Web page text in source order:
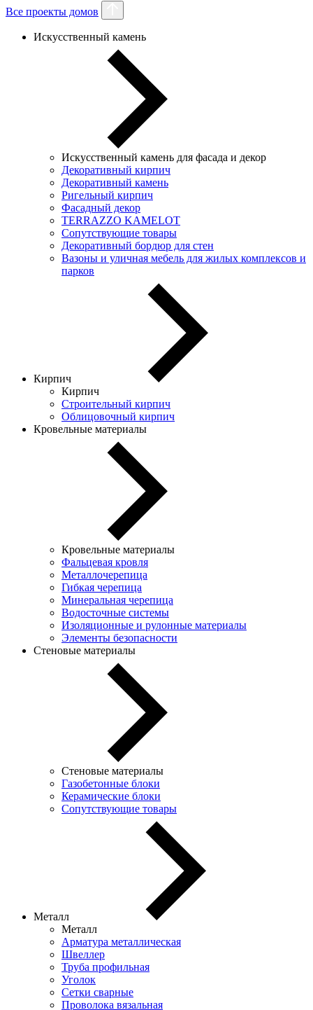
Все проекты домов
Искусственный камень
Искусственный камень для фасада и декор
Декоративный кирпич
Декоративный камень
Ригельный кирпич
Фасадный декор
TERRAZZO KAMELOT
Сопутствующие товары
Декоративный бордюр для стен
Вазоны и уличная мебель для жилых комплексов и
парков
Кирпич
Кирпич
Строительный кирпич
Облицовочный кирпич
Кровельные материалы
Кровельные материалы
Фальцевая кровля
Металлочерепица
Гибкая черепица
Минеральная черепица
Водосточные системы
Изоляционные и рулонные материалы
Элементы безопасности
Стеновые материалы
Стеновые материалы
Газобетонные блоки
Керамические блоки
Сопутствующие товары
Металл
Металл
Арматура металлическая
Швеллер
Труба профильная
Уголок
Сетки сварные
Проволока вязальная